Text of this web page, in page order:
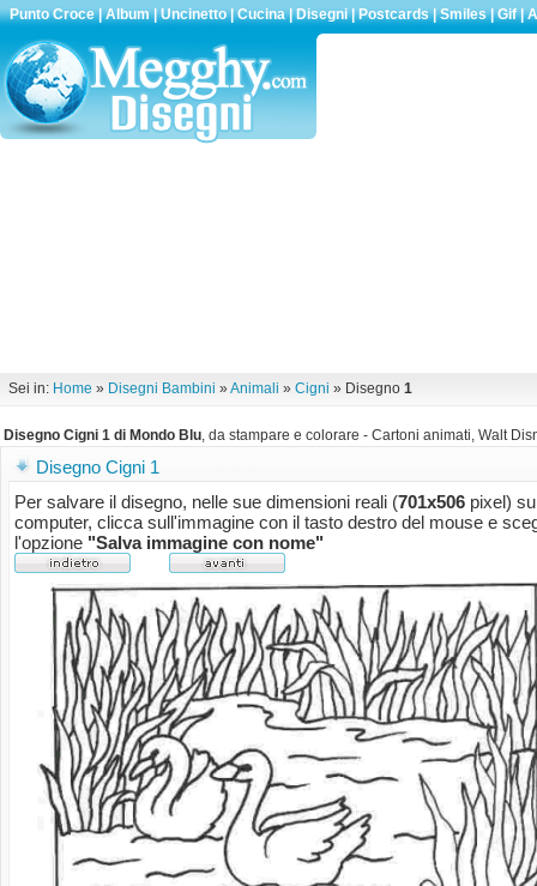
Punto Croce|Album|Uncinetto|Cucina|Disegni|Postcards|Smiles|Gif|
Sei in: Home » Disegni Bambini »Animali » Cigni » Disegno 1
Disegno Cigni 1 di Mondo Blu, da stampare e colorare - Cartoni animati, Walt
Disegno Cigni 1
Per salvare il disegno, nelle sue dimensioni reali (701x506 pixel)
computer, clicca sull'immagine con il tasto destro del mouse e
l'opzione "Salva immagine con nome"